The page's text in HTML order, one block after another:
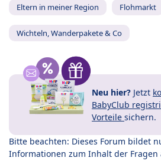
Eltern in meiner Region Flohmarkt
Wichteln, Wanderpakete & Co
Neu hier? Jetzt
BabyClub
Vorteile sichern.
Bitte beachten: Dieses Forum bildet
Informationen zum Inhalt der Fragen